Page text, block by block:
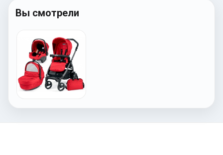
Вы смотрели